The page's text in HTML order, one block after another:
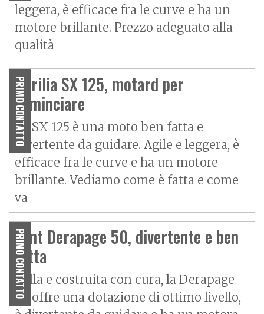
leggera, è efficace fra le curve e ha un
motore brillante. Prezzo adeguato alla
qualità
PRIMO CONTATTO
Aprilia SX 125, motard per
cominciare
La SX 125 è una moto ben fatta e
divertente da guidare. Agile e leggera, è
efficace fra le curve e ha un motore
brillante. Vediamo come è fatta e come
va
PRIMO CONTATTO
Vent Derapage 50, divertente e ben
fatta
Bella e costruita con cura, la Derapage
50 offre una dotazione di ottimo livello,